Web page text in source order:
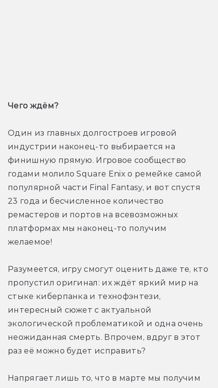
Чего ждём?
Один из главных долгостроев игровой
индустрии наконец-то выбирается на
финишную прямую. Игровое сообщество
годами молило Square Enix о ремейке самой
популярной части Final Fantasy, и вот спустя
23 года и бесчисленное количество
ремастеров и портов на всевозможных
платформах мы наконец-то получим
желаемое!
Разумеется, игру смогут оценить даже те, кто
пропустил оригинал: их ждёт яркий мир на
стыке киберпанка и технофэнтези,
интересный сюжет с актуальной
экологической проблематикой и одна очень
неожиданная смерть. Впрочем, вдруг в этот
раз её можно будет исправить?
Напрягает лишь то, что в марте мы получим